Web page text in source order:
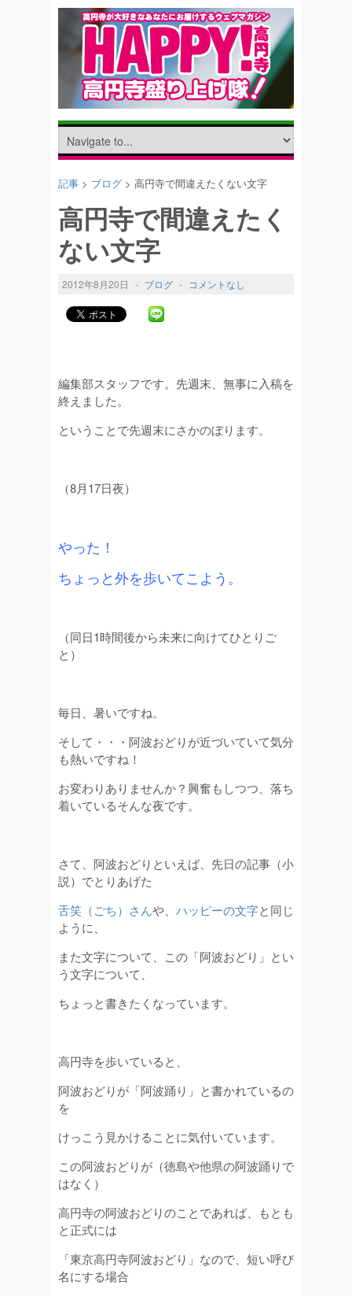
記事 > ブログ > 高円寺で間違えたくない文字
高円寺で間違えたく
ない文字
2012年8月20日 - ブログ - コメントなし
編集部スタッフです。先週末、無事に入稿を
終えました。
ということで先週末にさかのぼります。
（8月17日夜）
やった！
ちょっと外を歩いてこよう。
（同日1時間後から未来に向けてひとりご
と）
毎日、暑いですね。
そして・・・阿波おどりが近づいていて気分
も熱いですね！
お変わりありませんか？興奮もしつつ、落ち
着いているそんな夜です。
さて、阿波おどりといえば、先日の記事（小
説）でとりあげた
舌笑（ごち）さんや、 ハッピーの文字と同じ
ように、
また文字について、この「阿波おどり」とい
う文字について、
ちょっと書きたくなっています。
高円寺を歩いていると、
阿波おどりが「阿波踊り」と書かれているの
を
けっこう見かけることに気付いています。
この阿波おどりが（徳島や他県の阿波踊りで
はなく）
高円寺の阿波おどりのことであれば、もとも
と正式には
「東京高円寺阿波おどり」なので、短い呼び
名にする場合